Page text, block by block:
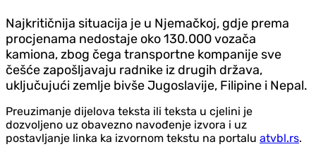
Najkritičnija situacija je u Njemačkoj, gdje prema
procjenama nedostaje oko 130.000 vozača
kamiona, zbog čega transportne kompanije sve
češće zapošljavaju radnike iz drugih država,
uključujući zemlje bivše Jugoslavije, Filipine i Nepal.
Preuzimanje dijelova teksta ili teksta u cjelini je
dozvoljeno uz obavezno navođenje izvora i uz
postavljanje linka ka izvornom tekstu na portalu atvbl.rs.